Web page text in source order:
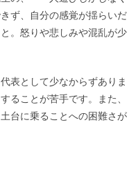
ず、自分の感覚が揺らいだ
。怒りや悲しみや混乱が少
表として少なからずありま
ることが苦手です。また、
台に乗ることへの困難さが